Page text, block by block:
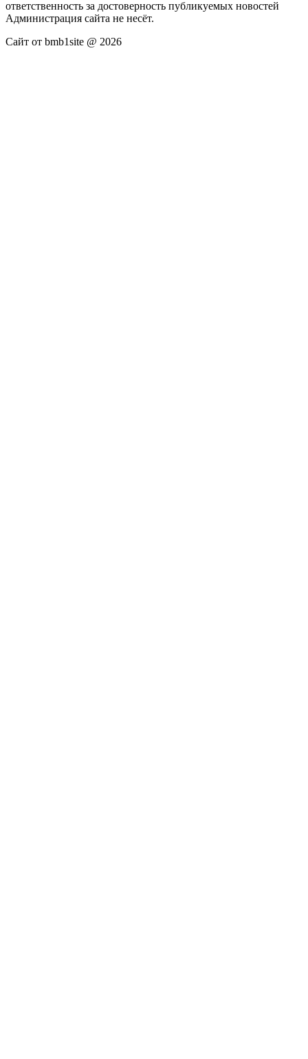
ответственность за достоверность публикуемых новостей
Администрация сайта не несёт.
Сайт от bmb1site @ 2026